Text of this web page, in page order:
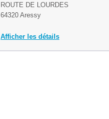
ROUTE DE LOURDES
64320 Aressy
Afficher les détails